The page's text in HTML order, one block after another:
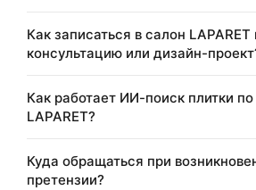
Как записаться в салон LAPARET
консультацию или дизайн-
Как работает ИИ-поиск плитки
LAPARET?
Куда обращаться при
претензии?